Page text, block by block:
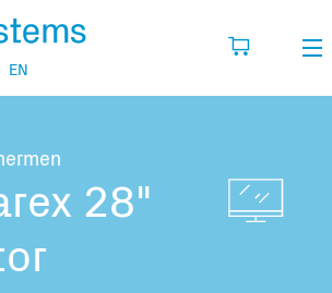
EN
in die je denkt nodig
28"